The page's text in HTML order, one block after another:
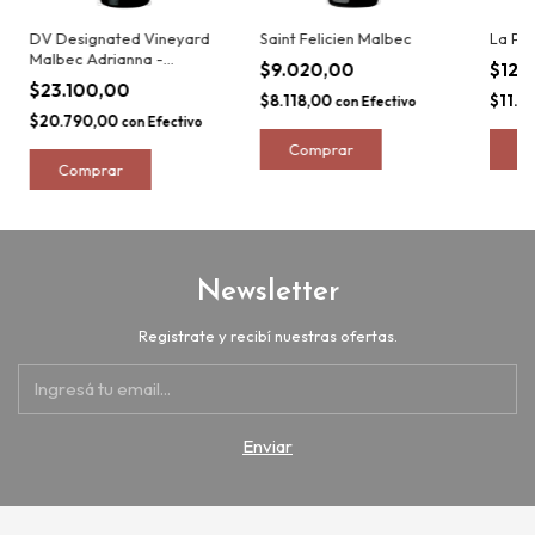
DV Designated Vineyard
Malbec Adrianna -
Tupungato Alto
$23.100,00
$20.790,00 con Efectivo
Saint Felicien Malbec
$9.020,00
$8.118,00 con Efectivo
La
Newsletter
Registrate y recibí nuestras ofertas.